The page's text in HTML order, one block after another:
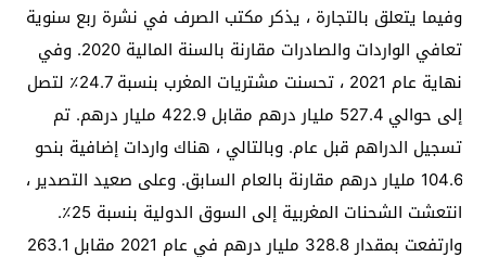
وفيما يتعلق بالتجارة ، يذكر مكتب الصرف في نشرة ربع سنوية
تعافي الواردات والصادرات مقارنة بالسنة المالية 2020. وفي
نهاية عام 2021 ، تحسنت مشتريات المغرب بنسبة 24.7٪ لتصل
إلى حوالي 527.4 مليار درهم مقابل 422.9 مليار درهم. تم
تسجيل الدراهم قبل عام. وبالتالي ، هناك واردات إضافية بنحو
104.6 مليار درهم مقارنة بالعام السابق. وعلى صعيد التصدير ،
انتعشت الشحنات المغربية إلى السوق الدولية بنسبة 25٪.
وارتفعت بمقدار 328.8 مليار درهم في عام 2021 مقابل 263.1